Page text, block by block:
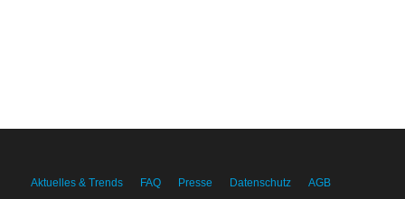
Aktuelles & Trends FAQ Presse Datenschutz AGB